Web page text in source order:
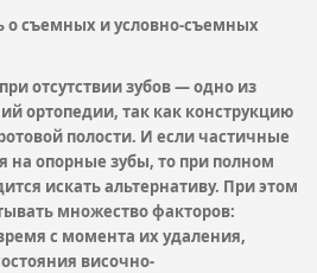
о съемных и условно-съемных
отсутствии зубов — одно из
ортопедии, так как конструкцию
полости. И если частичные
на опорные зубы, то при полном
искать альтернативу. При этом
множество факторов:
с момента их удаления,
височно-